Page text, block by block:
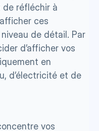
de réfléchir à
ces
de détail. Par
d’afficher vos
en
d’électricité et de
vos